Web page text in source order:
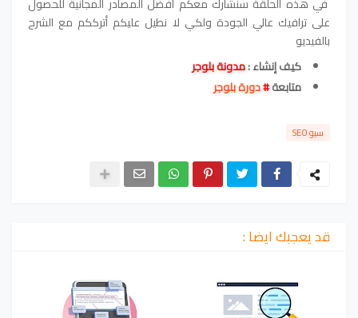
في هذه الحلقة سنشارك معكم أفضل المصادر المجانية للحصول
على ترافيك عالي الجودة ولكي لا نطيل عليكم أترككم مع الشرح
بالفيديو
كيف إنشاء :مدونة بلوجر
متابعة#دورة بلوجر
سيو SEO
قد يعجبك ايضا :